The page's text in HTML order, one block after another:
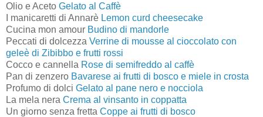
Olio e Aceto Gelato al Caffè
I manicaretti di Annarè Lemon curd cheesecake
Cucina mon amour Budino di mandorle
Peccati di dolcezza Verrine di mousse al cioccolato con
geleè di Zibibbo e frutti rossi
Cocco e cannella Rose di semifreddo al caffè
Pan di zenzero Bavarese ai frutti di bosco e miele in crosta
Profumo di dolci Gelato al pane nero e nocciola
La mela nera Crema al vinsanto in coppatta
Un giorno senza fretta Coppe ai frutti di bosco